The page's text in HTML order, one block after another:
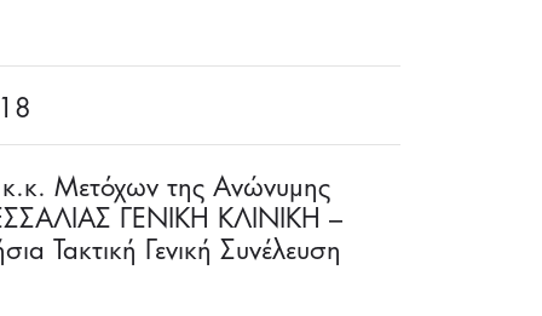
Μετόχων της Ανώνυμης
ΓΕΝΙΚΗ ΚΛΙΝΙΚΗ –
Τακτική Γενική Συνέλευση